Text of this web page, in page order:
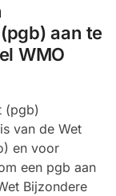
aan te
WMO
(pgb)
van de Wet
en voor
een pgb aan
Bijzondere